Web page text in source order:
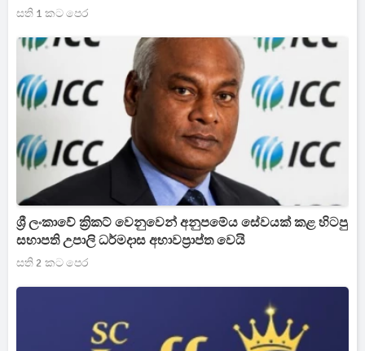
සති 1 කට පෙර
ශ්‍රී ලංකාවේ ක්‍රිකට් වෙනුවෙන් අනුපමේය සේවයක් කළ හිටපු
සභාපති උපාලි ධර්මදාස අභාවප්‍රාප්ත වෙයි
සති 2 කට පෙර